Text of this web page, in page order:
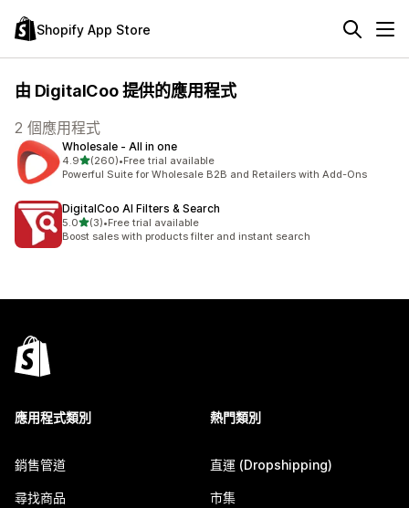
Shopify App Store
由 DigitalCoo 提供的應用程式
2 個應用程式
Wholesale ‑ All in one
4.9滿分 5 顆星
(260)
共有 260 則評價
•Free trial available
Powerful Suite for Wholesale B2B and Retailers with Add-Ons
DigitalCoo AI Filters & Search
5.0滿分 5 顆星
(3)
共有 3 則評價
•Free trial available
Boost sales with products filter and instant search
應用程式類別
銷售管道
尋找商品
熱門類別
直運 (Dropshipping)
市集